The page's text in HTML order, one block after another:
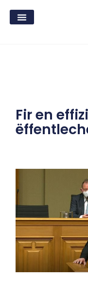
Fir en